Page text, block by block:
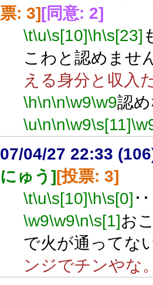
票: 3][同意: 2]
\t\u\s[10]\h\s[23]
こわと認めませ
える身分と収入
\h\n\n\w9\w9認
\u\n\n\w9\s[11]
07/04/27 22:33
にゅう][投票: 3]
\t\u\s[10]\h\s[0] ･
\w9\w9\n\s[1]お
で火が通ってな
ンジでチンやな